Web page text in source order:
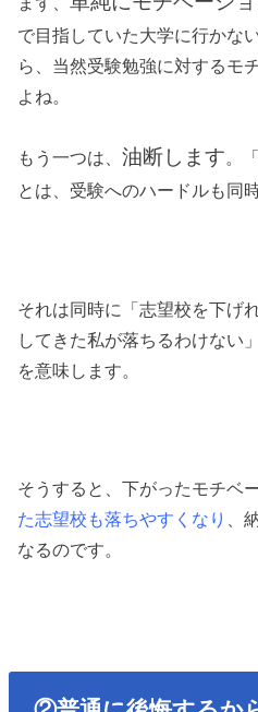
で目指していた大学に行かな
ら、当然受験勉強に対するモ
よね。
もう一つは、油断します。
とは、受験へのハードルも同
それは同時に「志望校を下げ
してきた私が落ちるわけない
を意味します。
そうすると、下がったモチベ
た志望校も落ちやすくなり
、
なるのです。